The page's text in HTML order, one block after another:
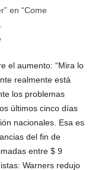
en “Come
el aumento: “Mira lo
realmente está
los problemas
últimos cinco días
nacionales. Esa es
del fin de
entre $ 9
Warners redujo